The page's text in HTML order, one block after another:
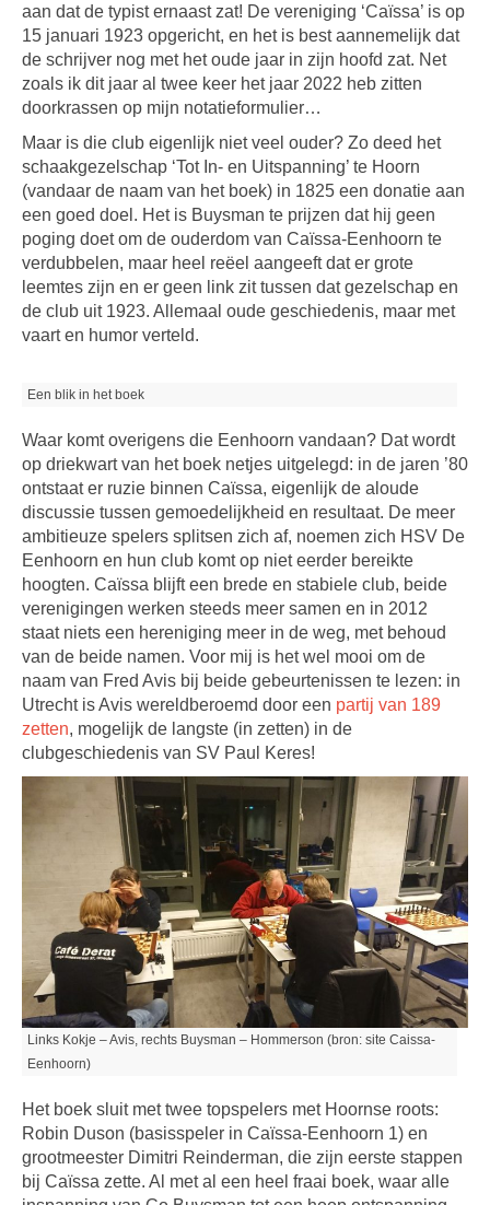
aan dat de typist ernaast zat! De vereniging ‘Caïssa’ is op
15 januari 1923 opgericht, en het is best aannemelijk dat
de schrijver nog met het oude jaar in zijn hoofd zat. Net
zoals ik dit jaar al twee keer het jaar 2022 heb zitten
doorkrassen op mijn notatieformulier…
Maar is die club eigenlijk niet veel ouder? Zo deed het
schaakgezelschap ‘Tot In- en Uitspanning’ te Hoorn
(vandaar de naam van het boek) in 1825 een donatie aan
een goed doel. Het is Buysman te prijzen dat hij geen
poging doet om de ouderdom van Caïssa-Eenhoorn te
verdubbelen, maar heel reëel aangeeft dat er grote
leemtes zijn en er geen link zit tussen dat gezelschap en
de club uit 1923. Allemaal oude geschiedenis, maar met
vaart en humor verteld.
Een blik in het boek
Waar komt overigens die Eenhoorn vandaan? Dat wordt
op driekwart van het boek netjes uitgelegd: in de jaren ’80
ontstaat er ruzie binnen Caïssa, eigenlijk de aloude
discussie tussen gemoedelijkheid en resultaat. De meer
ambitieuze spelers splitsen zich af, noemen zich HSV De
Eenhoorn en hun club komt op niet eerder bereikte
hoogten. Caïssa blijft een brede en stabiele club, beide
verenigingen werken steeds meer samen en in 2012
staat niets een hereniging meer in de weg, met behoud
van de beide namen. Voor mij is het wel mooi om de
naam van Fred Avis bij beide gebeurtenissen te lezen: in
Utrecht is Avis wereldberoemd door een partij van 189
zetten, mogelijk de langste (in zetten) in de
clubgeschiedenis van SV Paul Keres!
Links Kokje – Avis, rechts Buysman – Hommerson (bron: site Caissa-
Eenhoorn)
Het boek sluit met twee topspelers met Hoornse roots:
Robin Duson (basisspeler in Caïssa-Eenhoorn 1) en
grootmeester Dimitri Reinderman, die zijn eerste stappen
bij Caïssa zette. Al met al een heel fraai boek, waar alle